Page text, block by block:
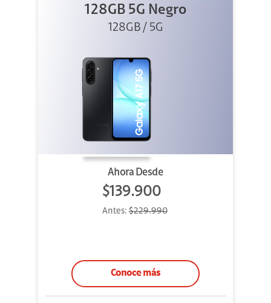
128GB 5G Negro
128GB / 5G
Ahora Desde
$139.900
Antes:$229.990
Conoce más